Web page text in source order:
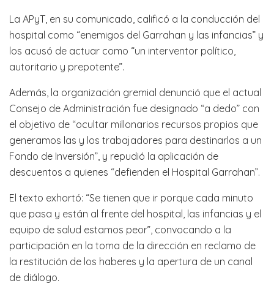
La APyT, en su comunicado, calificó a la conducción del
hospital como “enemigos del Garrahan y las infancias” y
los acusó de actuar como “un interventor político,
autoritario y prepotente”.
Además, la organización gremial denunció que el actual
Consejo de Administración fue designado “a dedo” con
el objetivo de “ocultar millonarios recursos propios que
generamos las y los trabajadores para destinarlos a un
Fondo de Inversión”, y repudió la aplicación de
descuentos a quienes “defienden el Hospital Garrahan”.
El texto exhortó: “Se tienen que ir porque cada minuto
que pasa y están al frente del hospital, las infancias y el
equipo de salud estamos peor”, convocando a la
participación en la toma de la dirección en reclamo de
la restitución de los haberes y la apertura de un canal
de diálogo.